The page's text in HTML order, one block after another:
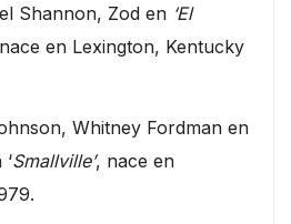
Shannon, Zod en ‘El
en Lexington, Kentucky
Whitney Fordman en
Smallville’, nace en